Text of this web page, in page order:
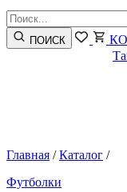
ПОИСК
Главная /Каталог /
Футболки